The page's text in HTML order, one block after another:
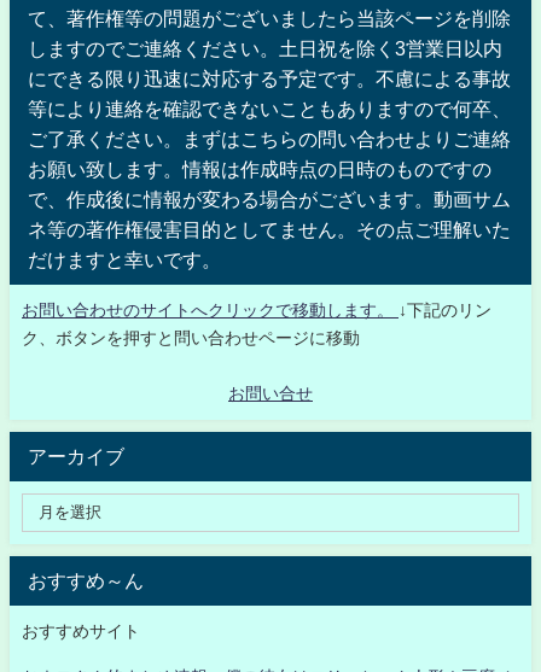
て、著作権等の問題がございましたら当該ページを削除
しますのでご連絡ください。土日祝を除く3営業日以内
にできる限り迅速に対応する予定です。不慮による事故
等により連絡を確認できないこともありますので何卒、
ご了承ください。まずはこちらの問い合わせよりご連絡
お願い致します。情報は作成時点の日時のものですの
で、作成後に情報が変わる場合がございます。動画サム
ネ等の著作権侵害目的としてません。その点ご理解いた
だけますと幸いです。
お問い合わせのサイトへクリックで移動します。
↓下記のリン
ク、ボタンを押すと問い合わせページに移動
お問い合せ
アーカイブ
おすすめ～ん
おすすめサイト